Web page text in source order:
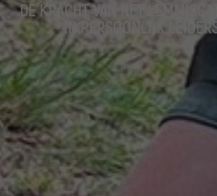
DE KRACHT VAN HET
IN PERSOONLIJK